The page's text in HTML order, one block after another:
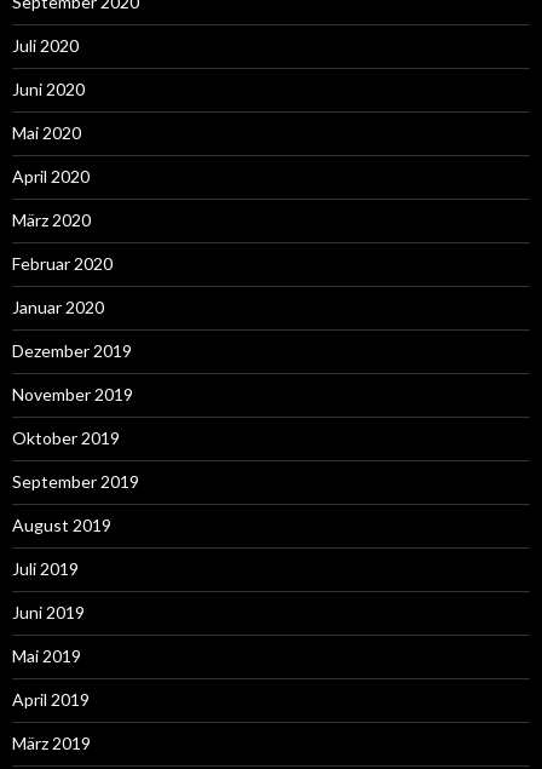
Juli 2020
Juni 2020
Mai 2020
April 2020
März 2020
Februar 2020
Januar 2020
Dezember 2019
November 2019
Oktober 2019
September 2019
August 2019
Juli 2019
Juni 2019
Mai 2019
April 2019
März 2019